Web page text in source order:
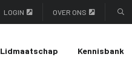
LOGIN OVER ONS
Lidmaatschap Kennisbank